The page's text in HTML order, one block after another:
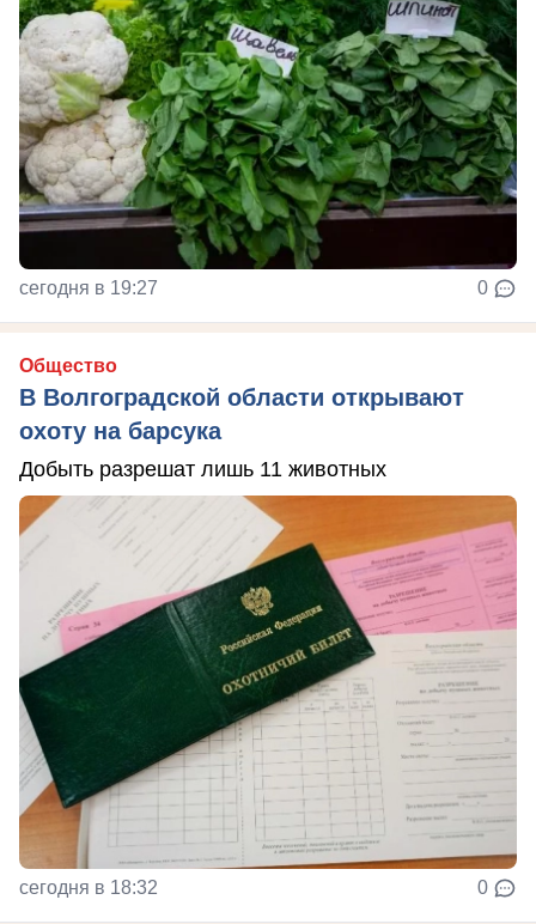
сегодня в 19:27 0
Общество
В Волгоградской области открывают
охоту на барсука
Добыть разрешат лишь 11 животных
сегодня в 18:32 0